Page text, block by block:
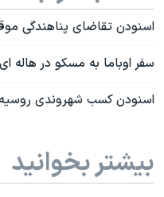
اسنودن تقاضای پناهندگی
سفر اوباما به مسکو در هاله ای
اسنودن کسب شهروندی
بیشتر بخوانید